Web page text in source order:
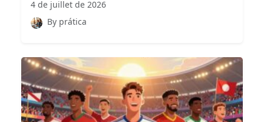
4 de juillet de 2026
By prática